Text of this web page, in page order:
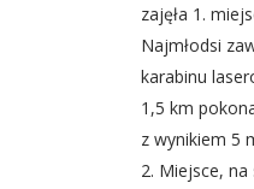
zajęła 1.
Najmłodsi
karabinu
1,5 km
z wynikiem 5
2. Miejsce, na